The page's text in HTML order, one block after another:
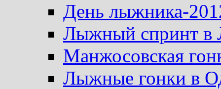
День лыжника-
Лыжный спринт в
Манжосовская
Лыжные гонки в